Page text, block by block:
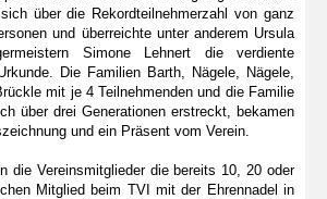
über die Rekordteilnehmerzahl von ganz
und überreichte unter anderem Ursula
Simone Lehnert die verdiente
Die Familien Barth, Nägele, Nägele,
mit je 4 Teilnehmenden und die Familie
über drei Generationen erstreckt, bekamen
und ein Präsent vom Verein.
die Vereinsmitglieder die bereits 10, 20 oder
Mitglied beim TVI mit der Ehrennadel in